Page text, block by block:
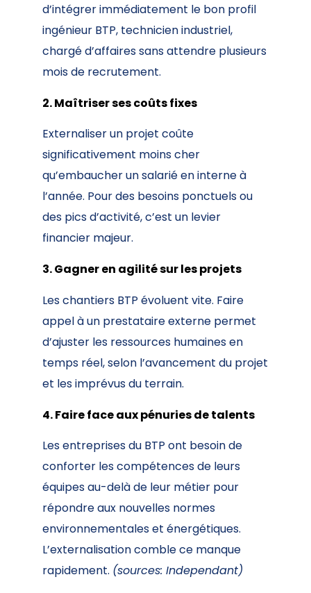
d’intégrer immédiatement le bon profil
ingénieur BTP, technicien industriel,
chargé d’affaires sans attendre plusieurs
mois de recrutement.
2. Maîtriser ses coûts fixes
Externaliser un projet coûte
significativement moins cher
qu’embaucher un salarié en interne à
l’année. Pour des besoins ponctuels ou
des pics d’activité, c’est un levier
financier majeur.
3. Gagner en agilité sur les projets
Les chantiers BTP évoluent vite. Faire
appel à un prestataire externe permet
d’ajuster les ressources humaines en
temps réel, selon l’avancement du projet
et les imprévus du terrain.
4. Faire face aux pénuries de talents
Les entreprises du BTP ont besoin de
conforter les compétences de leurs
équipes au-delà de leur métier pour
répondre aux nouvelles normes
environnementales et énergétiques.
L’externalisation comble ce manque
rapidement. (sources: Independant)